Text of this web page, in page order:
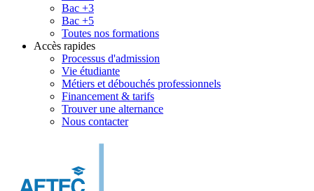
Bac +3
Bac +5
Toutes nos formations
Accès rapides
Processus d'admission
Vie étudiante
Métiers et débouchés professionnels
Financement & tarifs
Trouver une alternance
Nous contacter